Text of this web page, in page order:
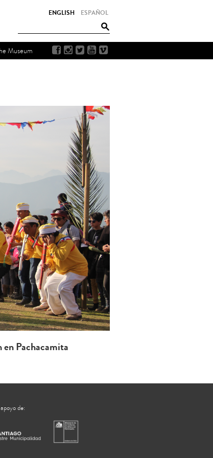
ESPAÑOL
ENGLISH
Museum
en Pachacamita
de: